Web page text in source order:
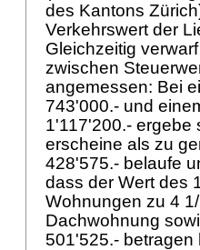
des Kantons
Verkehrswert der
Gleichzeitig
zwischen
angemessen: Bei
743'000.- und
1'117'200.- ergebe
erscheine als zu
428'575.- belaufe
dass der Wert des
Wohnungen zu 4
Dachwohnung
501'525.- betragen